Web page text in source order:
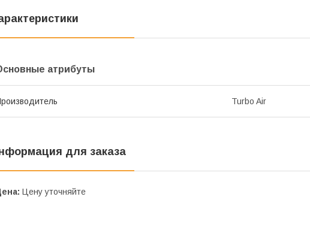
атрибуты
Turbo Air
для заказа
Цену уточняйте